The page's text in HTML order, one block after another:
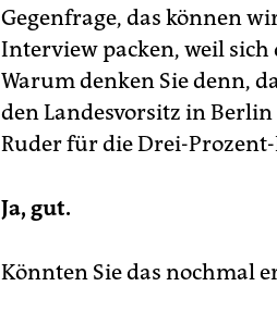
Gegenfrage, das können
Interview packen, weil
Warum denken Sie denn,
den Landesvorsitz in
Ruder für die Drei-
Ja, gut.
Könnten Sie das nochmal